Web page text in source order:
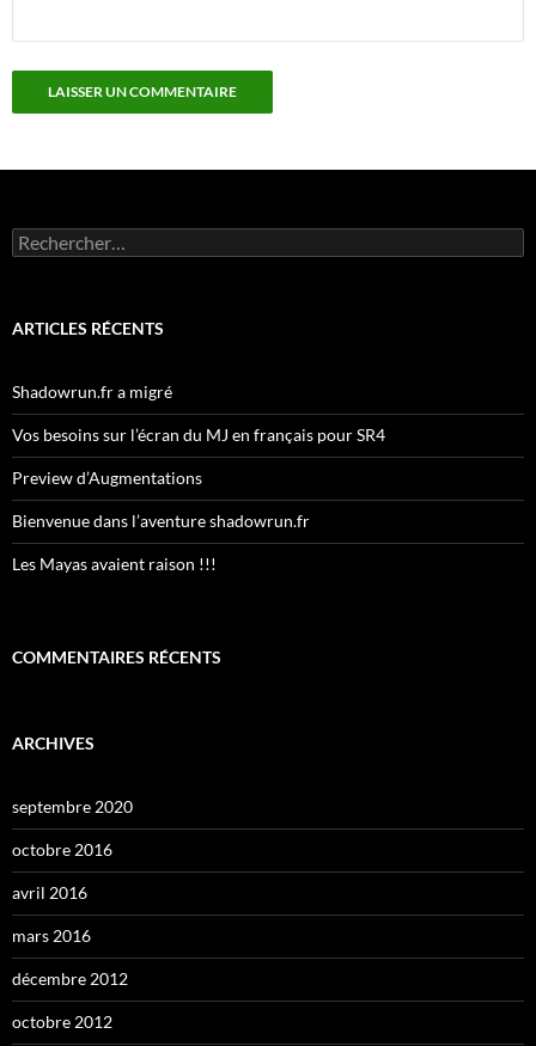
Rechercher :
ARTICLES RÉCENTS
Shadowrun.fr a migré
Vos besoins sur l’écran du MJ en français pour SR4
Preview d’Augmentations
Bienvenue dans l’aventure shadowrun.fr
Les Mayas avaient raison !!!
COMMENTAIRES RÉCENTS
ARCHIVES
septembre 2020
octobre 2016
avril 2016
mars 2016
décembre 2012
octobre 2012